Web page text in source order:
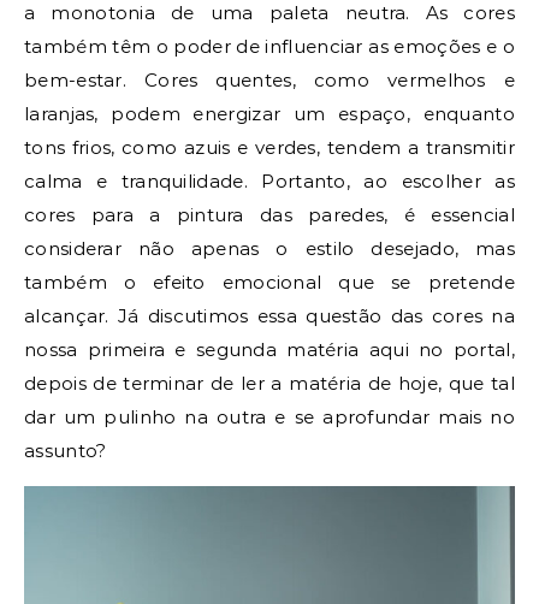
a monotonia de uma paleta neutra. As cores
também têm o poder de influenciar as emoções e o
bem-estar. Cores quentes, como vermelhos e
laranjas, podem energizar um espaço, enquanto
tons frios, como azuis e verdes, tendem a transmitir
calma e tranquilidade. Portanto, ao escolher as
cores para a pintura das paredes, é essencial
considerar não apenas o estilo desejado, mas
também o efeito emocional que se pretende
alcançar. Já discutimos essa questão das cores na
nossa primeira e segunda matéria aqui no portal,
depois de terminar de ler a matéria de hoje, que tal
dar um pulinho na outra e se aprofundar mais no
assunto?